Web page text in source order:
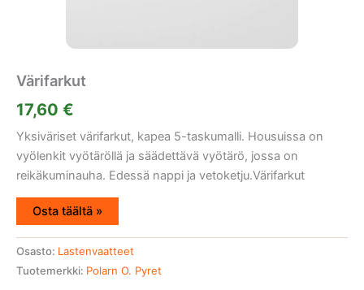
Värifarkut
17,60 €
Yksiväriset värifarkut, kapea 5-taskumalli. Housuissa on
vyölenkit vyötäröllä ja säädettävä vyötärö, jossa on
reikäkuminauha. Edessä nappi ja vetoketju.Värifarkut
Osta täältä »
Osasto: Lastenvaatteet
Tuotemerkki: Polarn O. Pyret